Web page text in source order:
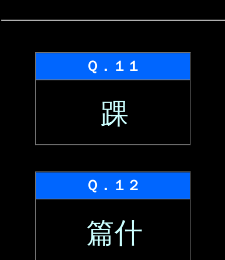
Ｑ．１１
踝
Ｑ．１２
篇什